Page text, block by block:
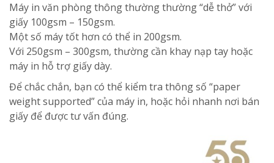
Máy in văn phòng thông thường thường “dễ thở” với
giấy 100gsm – 150gsm.
Một số máy tốt hơn có thể in 200gsm.
Với 250gsm – 300gsm, thường cần khay nạp tay hoặc
máy in hỗ trợ giấy dày.
Để chắc chắn, bạn có thể kiểm tra thông số “paper
weight supported” của máy in, hoặc hỏi nhanh nơi bán
giấy để được tư vấn đúng.